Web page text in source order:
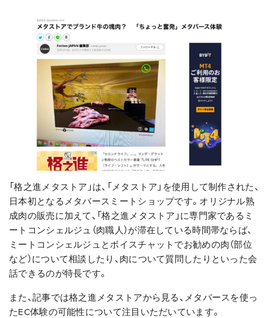
「格之進メタストア」は、「メタストア」を使用して制作された、
日本初となるメタバースミートショップです。オリジナル熟
成肉の販売に加えて、「格之進メタストア」に専門家であるミ
ートコンシェルジュ（肉職人）が滞在している時間帯ならば、
ミートコンシェルジュとボイスチャットでお勧めの肉（部位
など）について相談したり、肉について質問したりといった会
話できるのが特長です。
また、記事では格之進メタストアから見る、メタバースを使っ
たEC体験の可能性について注目いただいています。